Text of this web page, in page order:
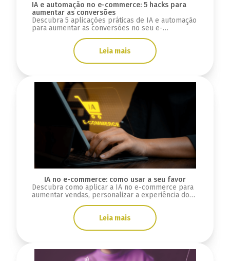
IA e automação no e-commerce: 5 hacks para
aumentar as conversões
Descubra 5 aplicações práticas de IA e automação
para aumentar as conversões no seu e-
commerce, de recomendações personalizadas a
Leia mais
IA no e-commerce: como usar a seu favor
Descubra como aplicar a IA no e-commerce para
aumentar vendas, personalizar a experiência do
cliente e otimizar processos da sua loja.
Leia mais